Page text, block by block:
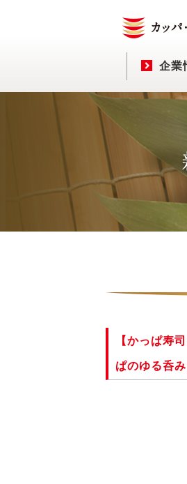
企業
【かっぱ寿
ぱのゆる呑